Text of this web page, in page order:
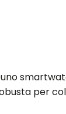
per